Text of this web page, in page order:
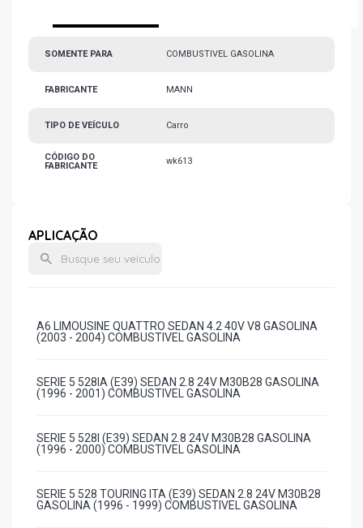
SOMENTE PARA COMBUSTIVEL GASOLINA
FABRICANTE MANN
TIPO DE VEÍCULO Carro
CÓDIGO DO
FABRICANTE
wk613
APLICAÇÃO
A6 LIMOUSINE QUATTRO SEDAN 4.2 40V V8 GASOLINA
(2003 - 2004) COMBUSTIVEL GASOLINA
SERIE 5 528IA (E39) SEDAN 2.8 24V M30B28 GASOLINA
(1996 - 2001) COMBUSTIVEL GASOLINA
SERIE 5 528I (E39) SEDAN 2.8 24V M30B28 GASOLINA
(1996 - 2000) COMBUSTIVEL GASOLINA
SERIE 5 528 TOURING ITA (E39) SEDAN 2.8 24V M30B28
GASOLINA (1996 - 1999) COMBUSTIVEL GASOLINA